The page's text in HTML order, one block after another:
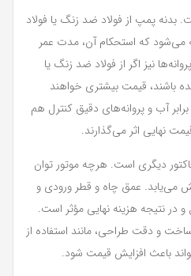
بدنه پمپ از فولاد ضد زنگ یا فولاد
که استحکام آن، مدت عمر
نیز اگر از فولاد ضد زنگ یا
باشند، قیمت بیشتری خواهند
آب و پروانه‌های دقیق کنترل هم
نهایی اثر می‌گذارند.
دیگری است. هرچه موتور توان
می‌یابد. عمق چاه و قطر ورودی و
در نتیجه هزینه نهایی مؤثر است.
و دقت طراحی، مانند استفاده از
باعث افزایش قیمت شود.